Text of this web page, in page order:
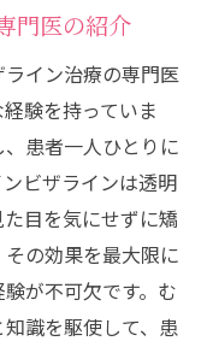
門医の紹介
イン治療の専門医
験を持っていま
患者一人ひとりに
ビザラインは透明
目を気にせずに矯
の効果を最大限に
が不可欠です。む
識を駆使して、患